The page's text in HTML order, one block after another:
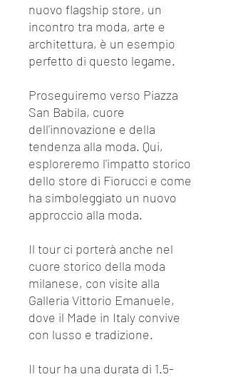
nuovo flagship store, un
incontro tra moda, arte e
architettura, è un esempio
perfetto di questo legame.
Proseguiremo verso Piazza
San Babila, cuore
dell'innovazione e della
tendenza alla moda. Qui,
esploreremo l'impatto storico
dello store di Fiorucci e come
ha simboleggiato un nuovo
approccio alla moda.
Il tour ci porterà anche nel
cuore storico della moda
milanese, con visite alla
Galleria Vittorio Emanuele,
dove il Made in Italy convive
con lusso e tradizione.
Il tour ha una durata di 1.5-